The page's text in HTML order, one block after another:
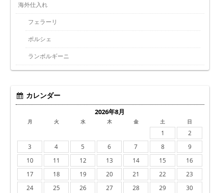
海外仕入れ
フェラーリ
ポルシェ
ランボルギーニ
カレンダー
2026年8月
月 火 水 木 金 土 日
1
2
3
4 5 6 7 8
9
10
11 12 13 14 15
16
17
18 19 20 21 22
23
24
25 26 27 28 29
30